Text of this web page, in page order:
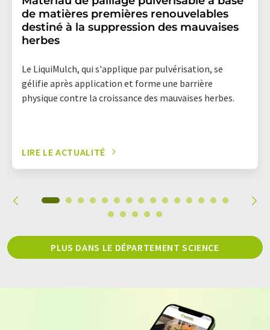
de matières premières renouvelables
destiné à la suppression des mauvaises
herbes
Le LiquiMulch, qui s'applique par pulvérisation, se
gélifie après application et forme une barrière
physique contre la croissance des mauvaises herbes.
LIRE LE ACTUALITÉ
PLUS DANS LE DÉPARTEMENT SCIENCE